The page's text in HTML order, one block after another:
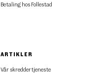
Betaling hos Follestad
ARTIKLER
Vår skreddertjeneste